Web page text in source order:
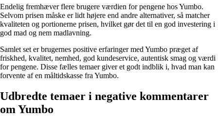
Endelig fremhæver flere brugere værdien for pengene hos Yumbo.
Selvom prisen måske er lidt højere end andre alternativer, så matcher
kvaliteten og portionerne prisen, hvilket gør det til en god investering i
god mad og nem madlavning.
Samlet set er brugernes positive erfaringer med Yumbo præget af
friskhed, kvalitet, nemhed, god kundeservice, autentisk smag og værdi
for pengene. Disse fælles temaer giver et godt indblik i, hvad man kan
forvente af en måltidskasse fra Yumbo.
Udbredte temaer i negative kommentarer
om Yumbo